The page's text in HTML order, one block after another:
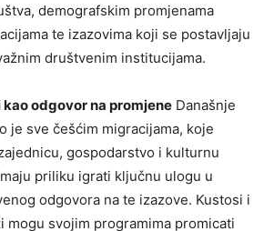
demografskim promjenama
te izazovima koji se postavljaju
društvenim institucijama.
odgovor na promjene Današnje
je sve češćim migracijama, koje
gospodarstvo i kulturnu
priliku igrati ključnu ulogu u
odgovora na te izazove. Kustosi i
mogu svojim programima promicati